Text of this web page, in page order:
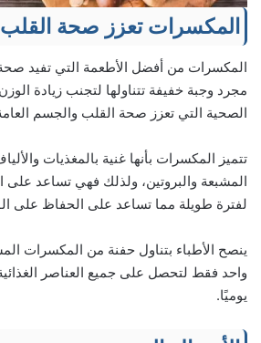
المكسرات تعزز صحة القلب
المكسرات من أفضل الأطعمة التي تفيد
مجرد وجبة خفيفة تتناولها لتجنب زيادة
الصحية التي تعزز صحة القلب والجسم
تتميز المكسرات بأنها غنية بالمغذيات
المشبعة والبروتين، ولذلك فهي تساعد على
لفترة طويلة مما تساعد على الحفاظ على
ينصح الأطباء بتناول حفنة من المكسرات
واحد فقط لتحصل على جميع العناصر
يوميًا.